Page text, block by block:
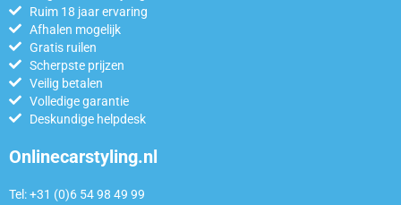
Ruim 18 jaar ervaring
Afhalen mogelijk
Gratis ruilen
Scherpste prijzen
Veilig betalen
Volledige garantie
Deskundige helpdesk
Onlinecarstyling.nl
Tel: +31 (0)6 54 98 49 99